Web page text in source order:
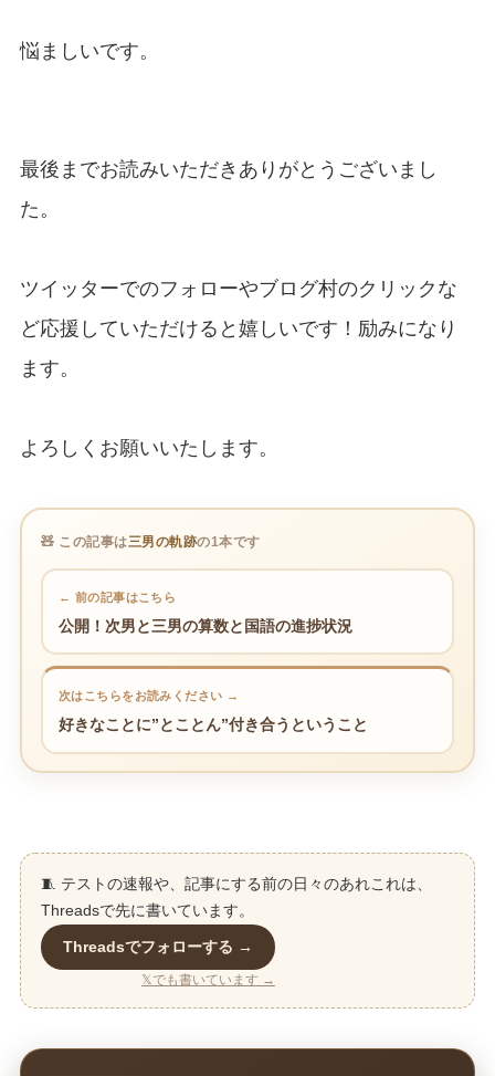
悩ましいです。
最後までお読みいただきありがとうございまし
た。
ツイッターでのフォローやブログ村のクリックな
ど応援していただけると嬉しいです！励みになり
ます。
よろしくお願いいたします。
🧸 この記事は三男の軌跡の1本です
← 前の記事はこちら
公開！次男と三男の算数と国語の進捗状況
次はこちらをお読みください →
好きなことに”とことん”付き合うということ
🧵 テストの速報や、記事にする前の日々のあれこれは、
Threadsで先に書いています。
Threadsでフォローする →
𝕏でも書いています →